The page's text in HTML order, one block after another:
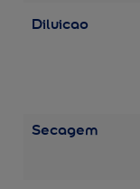
Diluicao
Secagem